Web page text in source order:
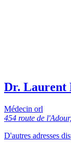
Dr.
Médecin orl
454 route de
D'autres adresses